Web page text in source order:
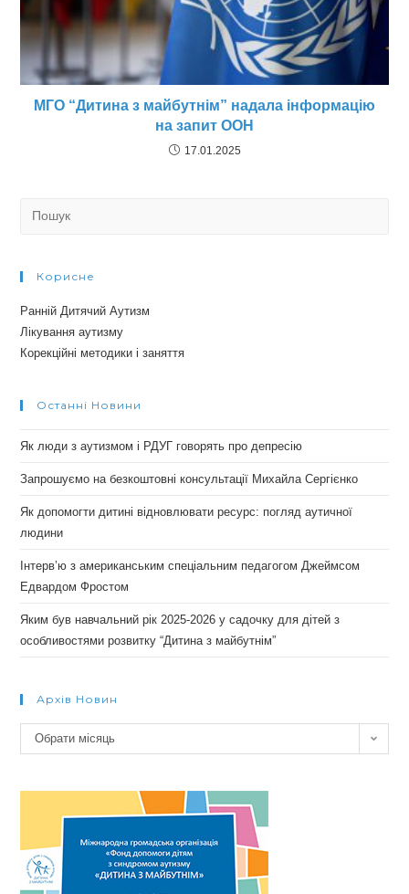
МГО “Дитина з майбутнім” надала інформацію
на запит ООН
17.01.2025
Корисне
Ранній Дитячий Аутизм
Лікування аутизму
Корекційні методики і заняття
Останні Новини
Як люди з аутизмом і РДУГ говорять про депресію
Запрошуємо на безкоштовні консультації Михайла Сергієнко
Як допомогти дитині відновлювати ресурс: погляд аутичної
людини
Інтерв’ю з американським спеціальним педагогом Джеймсом
Едвардом Фростом
Яким був навчальний рік 2025-2026 у садочку для дітей з
особливостями розвитку “Дитина з майбутнім”
Архів Новин
Архів
новин
Обрати місяць